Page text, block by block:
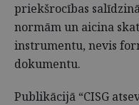
priekšrocības
normām un aicina
instrumentu, nevis
dokumentu.
Publikācijā “CISG